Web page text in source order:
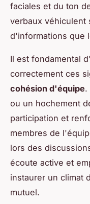
faciales et du ton
verbaux véhiculent
d'informations que
Il est fondamental
correctement ces
cohésion d'équipe.
ou un hochement
participation et
membres de
lors des
écoute active et
instaurer un climat
mutuel.